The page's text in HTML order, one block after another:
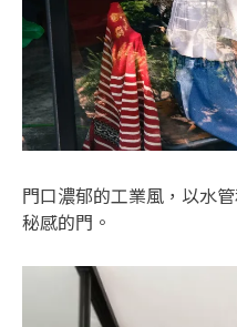
門口濃郁的工業風，以水
秘感的門。